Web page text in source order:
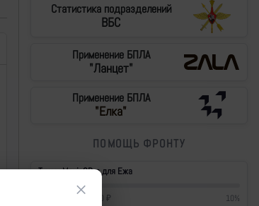
Статистика подразделений
ВБС
Применение БПЛА
"Ланцет"
Применение БПЛА
"Елка"
ПОМОЩЬ ФРОНТУ
Тушки Mavic3Pro для Ежа
430 000 ₽ 10%
×